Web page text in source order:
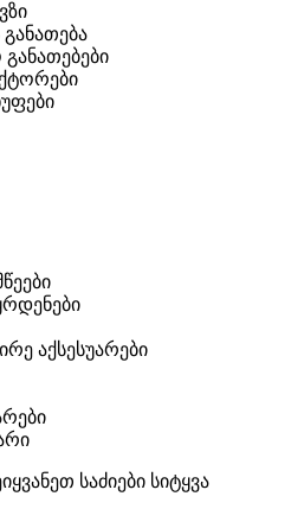
აქსესუარები
საძიები სიტყვა